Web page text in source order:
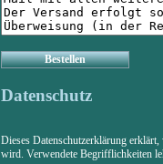
Bestellen
Datenschutz
Dieses Datenschutzerklärung
wird. Verwendete Begrifflichkeiten